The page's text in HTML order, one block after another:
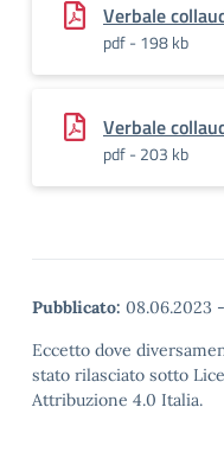
Verbale
pdf - 198 kb
Verbale
pdf - 203 kb
Pubblicato: 08.06.2023 -
Eccetto dove
stato rilasciato sotto
Attribuzione 4.0 Italia.